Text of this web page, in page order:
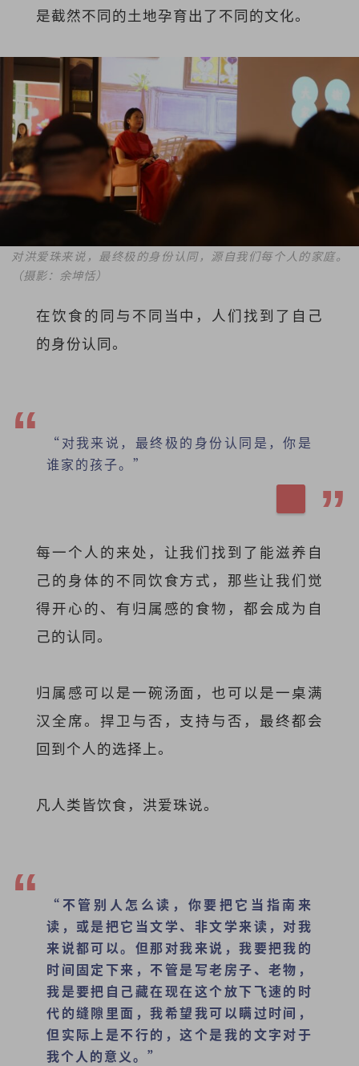
是截然不同的土地孕育出了不同的文化。
对洪爱珠来说，最终极的身份认同，源自我们每个人的家庭。
（摄影：余坤恬）
在饮食的同与不同当中，人们找到了自己
的身份认同。
“对我来说，最终极的身份认同是，你是
谁家的孩子。”
每一个人的来处，让我们找到了能滋养自
己的身体的不同饮食方式，那些让我们觉
得开心的、有归属感的食物，都会成为自
己的认同。
归属感可以是一碗汤面，也可以是一桌满
汉全席。 捍卫与否，支持与否，最终都会
回到个人的选择上。
凡人类皆饮食，洪爱珠说。
“不管别人怎么读，你要把它当指南来
读，或是把它当文学、非文学来读，对我
来说都可以。但那对我来说，我要把我的
时间固定下来，不管是写老房子、老物，
我是要把自己藏在现在这个放下飞速的时
代的缝隙里面，我希望我可以瞒过时间，
但实际上是不行的，这个是我的文字对于
我个人的意义。”